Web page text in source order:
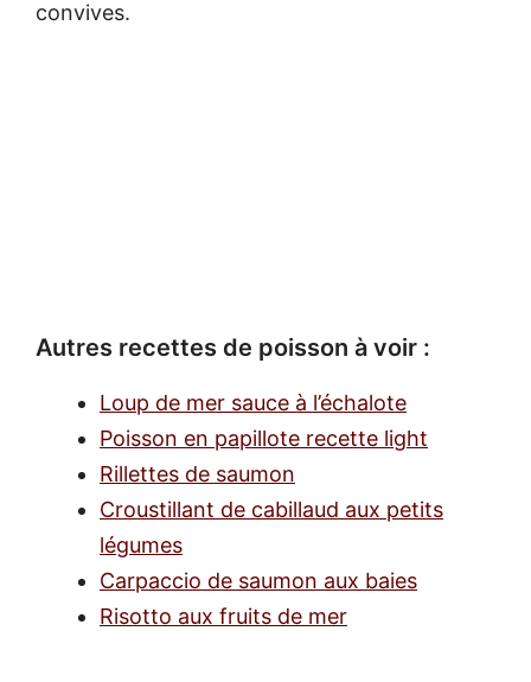
convives.
Autres recettes de poisson à voir :
Loup de mer sauce à l’échalote
Poisson en papillote recette light
Rillettes de saumon
Croustillant de cabillaud aux petits
légumes
Carpaccio de saumon aux baies
Risotto aux fruits de mer